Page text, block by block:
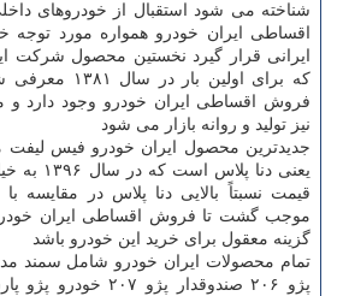
شناخته می شود استقبال از خودروهای
اقساطی ایران خودرو همواره مورد توجه
ایرانی قرار گیرد نخستین محصول شرکت
که برای اولین
فروش اقساطی ایران خودرو وجود دارد و
نیز تولید و روانه بازار می شود
جدیدترین محصول ایران خودرو فیس
یعنی دنا
قیمت نسبتاً بالایی دنا پلاس در مقایسه
موجب گشت تا فروش اقساطی ایران خودرو
گزینه معقول برای خرید این خودرو باشد